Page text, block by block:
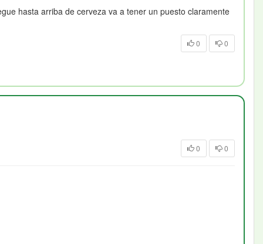
hasta arriba de cerveza va a tener un puesto claramente
0 0
0 0